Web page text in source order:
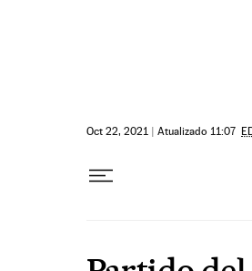
Oct 22, 2021 | Atualizado 11:07